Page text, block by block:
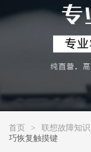
首页 > 联想故障知识
巧恢复触摸键